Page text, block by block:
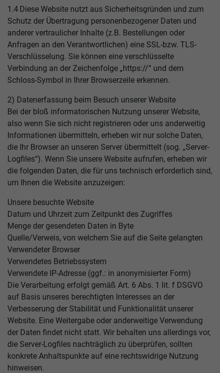
1.4 Diese Website nutzt aus Sicherheitsgründen und zum
Schutz der Übertragung personenbezogener Daten und
anderer vertraulicher Inhalte (z.B. Bestellungen oder
Anfragen an den Verantwortlichen) eine SSL-bzw. TLS-
Verschlüsselung. Sie können eine verschlüsselte
Verbindung an der Zeichenfolge „https://“ und dem
Schloss-Symbol in Ihrer Browserzeile erkennen.
2) Datenerfassung beim Besuch unserer Website
Bei der bloß informatorischen Nutzung unserer Website,
also wenn Sie sich nicht registrieren oder uns anderweitig
Informationen übermitteln, erheben wir nur solche Daten,
die Ihr Browser an unseren Server übermittelt (sog. „Server-
Logfiles“). Wenn Sie unsere Website aufrufen, erheben wir
die folgenden Daten, die für uns technisch erforderlich sind,
um Ihnen die Website anzuzeigen:
Unsere besuchte Website
Datum und Uhrzeit zum Zeitpunkt des Zugriffes
Menge der gesendeten Daten in Byte
Quelle/Verweis, von welchem Sie auf die Seite gelangten
Verwendeter Browser
Verwendetes Betriebssystem
Verwendete IP-Adresse (ggf.: in anonymisierter Form)
Die Verarbeitung erfolgt gemäß Art. 6 Abs. 1 lit. f DSGVO
auf Basis unseres berechtigten Interesses an der
Verbesserung der Stabilität und Funktionalität unserer
Website. Eine Weitergabe oder anderweitige Verwendung
der Daten findet nicht statt. Wir behalten uns allerdings vor,
die Server-Logfiles nachträglich zu überprüfen, sollten
konkrete Anhaltspunkte auf eine rechtswidrige Nutzung
hinweisen.